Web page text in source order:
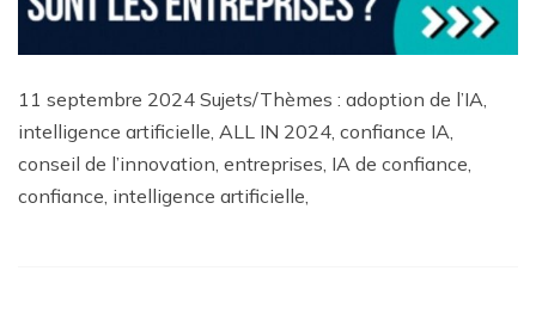
11 septembre 2024 Sujets/Thèmes : adoption de l’IA,
intelligence artificielle, ALL IN 2024, confiance IA,
conseil de l’innovation, entreprises, IA de confiance,
confiance, intelligence artificielle,